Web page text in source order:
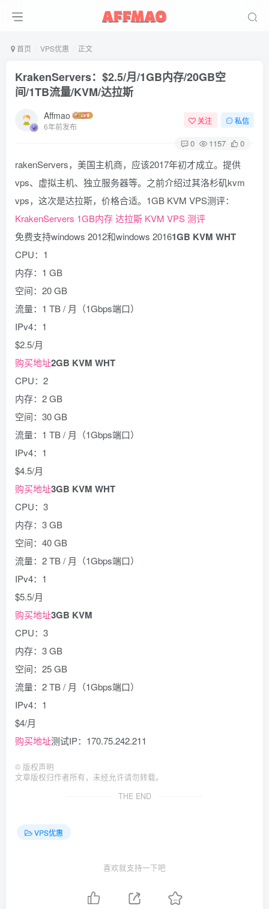
首页 VPS优惠 正文
KrakenServers：$2.5/月/1GB内存/20GB空
间/1TB流量/KVM/达拉斯
Affmao
6年前发布
关注 私信
0 1157 0
rakenServers，美国主机商，应该2017年初才成立。提供
vps、虚拟主机、独立服务器等。之前介绍过其洛杉矶kvm
vps，这次是达拉斯，价格合适。1GB KVM VPS测评：
KrakenServers 1GB内存 达拉斯 KVM VPS 测评
免费支持windows 2012和windows 20161GB KVM WHT
CPU：1
内存：1 GB
空间：20 GB
流量：1 TB / 月（1Gbps端口）
IPv4：1
$2.5/月
购买地址2GB KVM WHT
CPU：2
内存：2 GB
空间：30 GB
流量：1 TB / 月（1Gbps端口）
IPv4：1
$4.5/月
购买地址3GB KVM WHT
CPU：3
内存：3 GB
空间：40 GB
流量：2 TB / 月（1Gbps端口）
IPv4：1
$5.5/月
购买地址3GB KVM
CPU：3
内存：3 GB
空间：25 GB
流量：2 TB / 月（1Gbps端口）
IPv4：1
$4/月
购买地址测试IP：170.75.242.211
© 版权声明
文章版权归作者所有，未经允许请勿转载。
THE END
VPS优惠
喜欢就支持一下吧